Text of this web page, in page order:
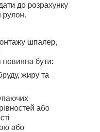
до розрахунку
шпалер,
повинна бути:
жиру та
або
або